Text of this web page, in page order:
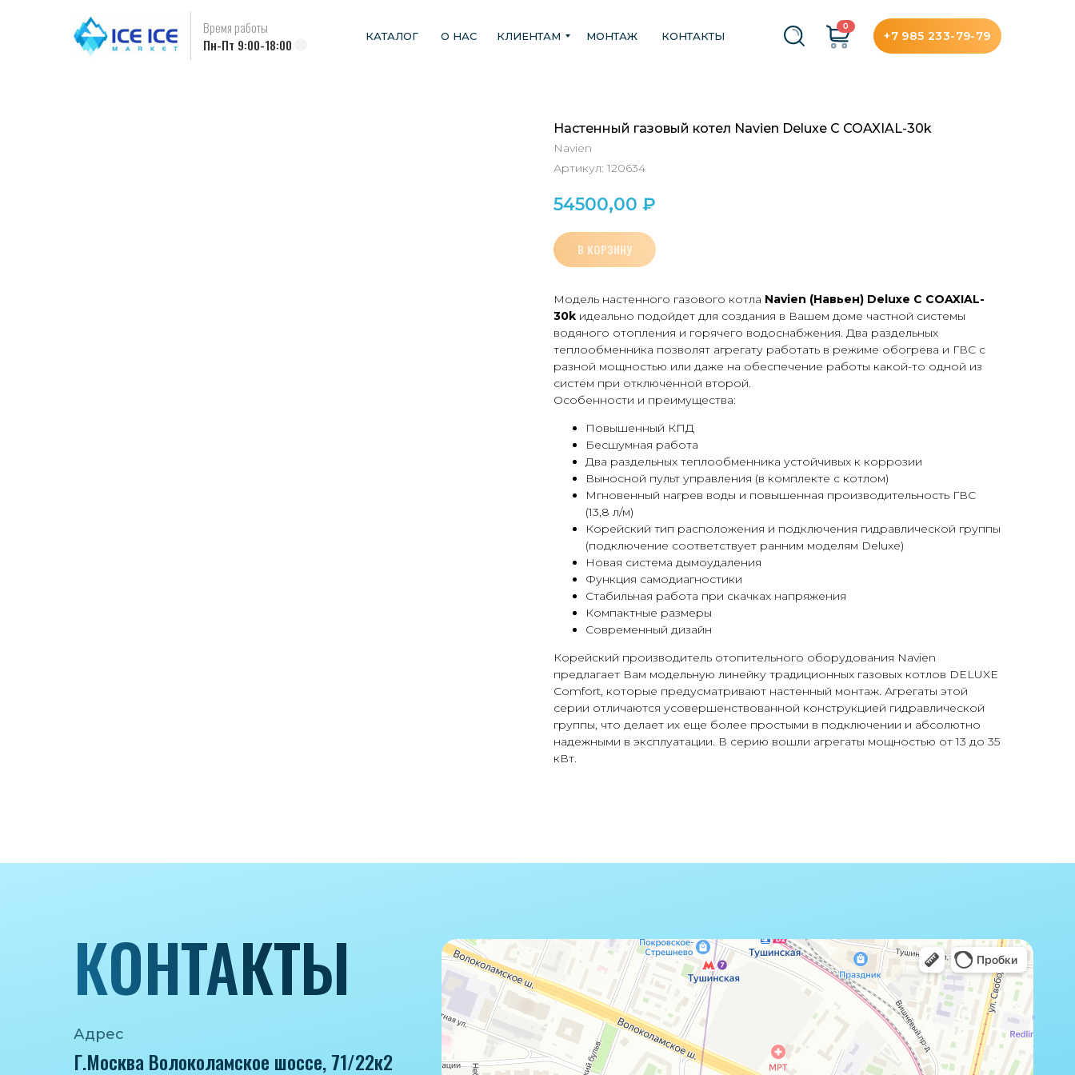
КАТАЛОГ О НАС КЛИЕНТАМ МОНТАЖ КОНТАКТЫ
0
+7 985 233-79-79
Пн-Пт 9:00-18:00
Время работы
Настенный газовый котел Navien Deluxe C COAXIAL-30k
Navien
Артикул: 120634
54500,00 ₽
В КОРЗИНУ
Модель настенного газового котла Navien (Навьен) Deluxe C COAXIAL-
30k идеально подойдет для создания в Вашем доме частной системы
водяного отопления и горячего водоснабжения. Два раздельных
теплообменника позволят агрегату работать в режиме обогрева и ГВС с
разной мощностью или даже на обеспечение работы какой-то одной из
систем при отключенной второй.
Особенности и преимущества:
Повышенный КПД
Бесшумная работа
Два раздельных теплообменника устойчивых к коррозии
Выносной пульт управления (в комплекте с котлом)
Мгновенный нагрев воды и повышенная производительность ГВС
(13,8 л/м)
Корейский тип расположения и подключения гидравлической группы
(подключение соответствует ранним моделям Deluxe)
Новая система дымоудаления
Функция самодиагностики
Стабильная работа при скачках напряжения
Компактные размеры
Современный дизайн
Корейский производитель отопительного оборудования Navien
предлагает Вам модельную линейку традиционных газовых котлов DELUXE
Comfort, которые предусматривают настенный монтаж. Агрегаты этой
серии отличаются усовершенствованной конструкцией гидравлической
группы, что делает их еще более простыми в подключении и абсолютно
надежными в эксплуатации. В серию вошли агрегаты мощностью от 13 до 35
кВт.
Адрес
Г.Москва Волоколамское шоссе, 71/22к2
КОНТАКТЫ